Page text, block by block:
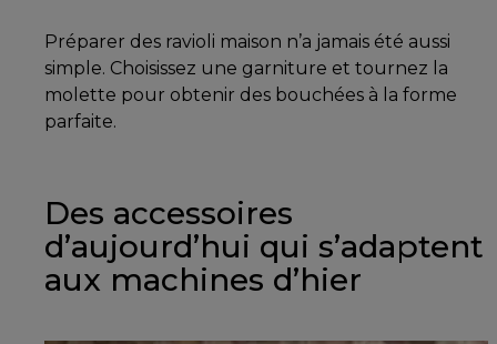
Préparer des ravioli maison n’a jamais été aussi
simple. Choisissez une garniture et tournez la
molette pour obtenir des bouchées à la forme
parfaite.
Des accessoires
d’aujourd’hui qui s’adaptent
aux machines d’hier